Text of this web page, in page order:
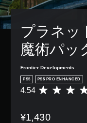
プラネッ
魔術パッ
Frontier Developments
PS5 PS5 PRO ENHANCED
評
は
4.54
¥1,430